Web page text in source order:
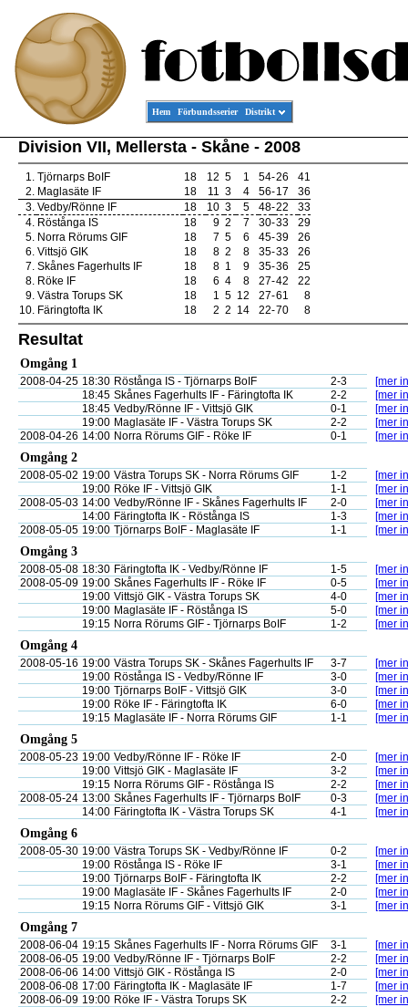
Hem Förbundsserier Distrikt
Division VII, Mellersta - Skåne - 2008
1. Tjörnarps BoIF 18 12 5 1 54-26
41
2. Maglasäte IF 18 11 3 4 56-17
36
3. Vedby/Rönne IF 18 10 3 5 48-22
33
4. Röstånga IS 18 9 2 7 30-33
29
5. Norra Rörums GIF 18 7 5 6 45-39
26
6. Vittsjö GIK 18 8 2 8 35-33
26
7. Skånes Fagerhults IF 18 8 1 9 35-36
25
8. Röke IF 18 6 4 8 27-42
22
9. Västra Torups SK 18 1 5 12 27-61
8
10. Färingtofta IK 18 2 2 14 22-70 8
Resultat
Omgång 1
2008-04-25 18:30 Röstånga IS - Tjörnarps BoIF 2-3
[mer
18:45 Skånes Fagerhults IF - Färingtofta IK 2-2
[mer
18:45 Vedby/Rönne IF - Vittsjö GIK 0-1
[mer
19:00 Maglasäte IF - Västra Torups SK 2-2
[mer
2008-04-26 14:00 Norra Rörums GIF - Röke IF 0-1 [mer
Omgång 2
2008-05-02 19:00 Västra Torups SK - Norra Rörums GIF 1-2
[mer
19:00 Röke IF - Vittsjö GIK 1-1
[mer
2008-05-03 14:00 Vedby/Rönne IF - Skånes Fagerhults IF 2-0
[mer
14:00 Färingtofta IK - Röstånga IS 1-3
[mer
2008-05-05 19:00 Tjörnarps BoIF - Maglasäte IF 1-1 [mer
Omgång 3
2008-05-08 18:30 Färingtofta IK - Vedby/Rönne IF 1-5
[mer
2008-05-09 19:00 Skånes Fagerhults IF - Röke IF 0-5
[mer
19:00 Vittsjö GIK - Västra Torups SK 4-0
[mer
19:00 Maglasäte IF - Röstånga IS 5-0
[mer
19:15 Norra Rörums GIF - Tjörnarps BoIF 1-2 [mer
Omgång 4
2008-05-16 19:00 Västra Torups SK - Skånes Fagerhults IF 3-7
[mer
19:00 Röstånga IS - Vedby/Rönne IF 3-0
[mer
19:00 Tjörnarps BoIF - Vittsjö GIK 3-0
[mer
19:00 Röke IF - Färingtofta IK 6-0
[mer
19:15 Maglasäte IF - Norra Rörums GIF 1-1 [mer
Omgång 5
2008-05-23 19:00 Vedby/Rönne IF - Röke IF 2-0
[mer
19:00 Vittsjö GIK - Maglasäte IF 3-2
[mer
19:15 Norra Rörums GIF - Röstånga IS 2-2
[mer
2008-05-24 13:00 Skånes Fagerhults IF - Tjörnarps BoIF 0-3
[mer
14:00 Färingtofta IK - Västra Torups SK 4-1 [mer
Omgång 6
2008-05-30 19:00 Västra Torups SK - Vedby/Rönne IF 0-2
[mer
19:00 Röstånga IS - Röke IF 3-1
[mer
19:00 Tjörnarps BoIF - Färingtofta IK 2-2
[mer
19:00 Maglasäte IF - Skånes Fagerhults IF 2-0
[mer
19:15 Norra Rörums GIF - Vittsjö GIK 3-1 [mer
Omgång 7
2008-06-04 19:15 Skånes Fagerhults IF - Norra Rörums GIF 3-1
[mer
2008-06-05 19:00 Vedby/Rönne IF - Tjörnarps BoIF 2-2
[mer
2008-06-06 14:00 Vittsjö GIK - Röstånga IS 2-0
[mer
2008-06-08 17:00 Färingtofta IK - Maglasäte IF 1-7
[mer
2008-06-09 19:00 Röke IF - Västra Torups SK 2-2 [mer